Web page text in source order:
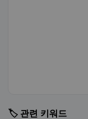
🏷️ 관련 키워드